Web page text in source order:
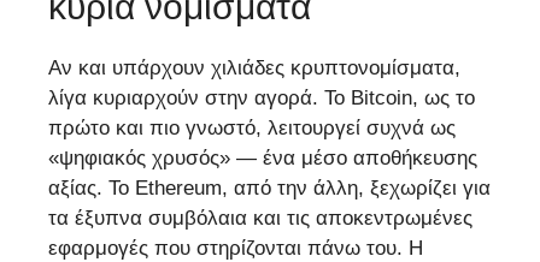
Αν και υπάρχουν χιλιάδες κρυπτονομίσματα,
λίγα κυριαρχούν στην αγορά. Το Bitcoin, ως το
πρώτο και πιο γνωστό, λειτουργεί συχνά ως
«ψηφιακός χρυσός» — ένα μέσο αποθήκευσης
αξίας. Το Ethereum, από την άλλη, ξεχωρίζει για
τα έξυπνα συμβόλαια και τις αποκεντρωμένες
εφαρμογές που στηρίζονται πάνω του. Η